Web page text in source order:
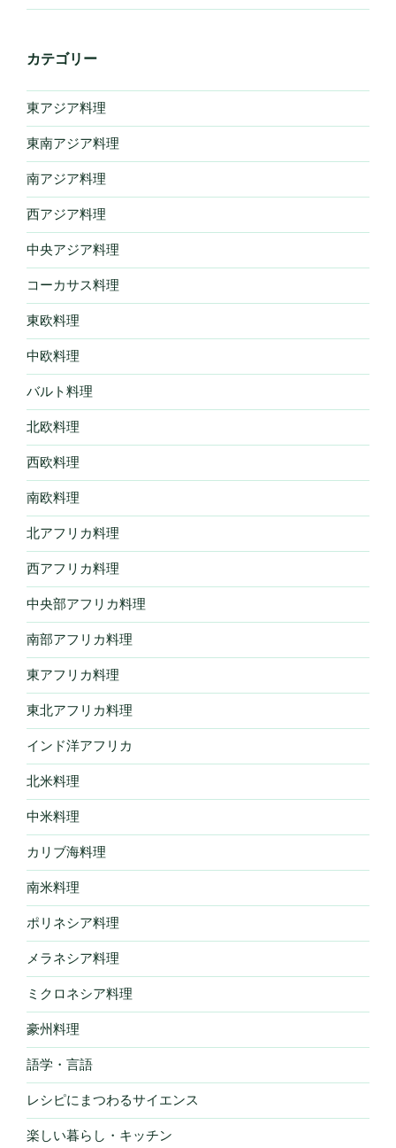
カテゴリー
東アジア料理
東南アジア料理
南アジア料理
西アジア料理
中央アジア料理
コーカサス料理
東欧料理
中欧料理
バルト料理
北欧料理
西欧料理
南欧料理
北アフリカ料理
西アフリカ料理
中央部アフリカ料理
南部アフリカ料理
東アフリカ料理
東北アフリカ料理
インド洋アフリカ
北米料理
中米料理
カリブ海料理
南米料理
ポリネシア料理
メラネシア料理
ミクロネシア料理
豪州料理
語学・言語
レシピにまつわるサイエンス
楽しい暮らし・キッチン